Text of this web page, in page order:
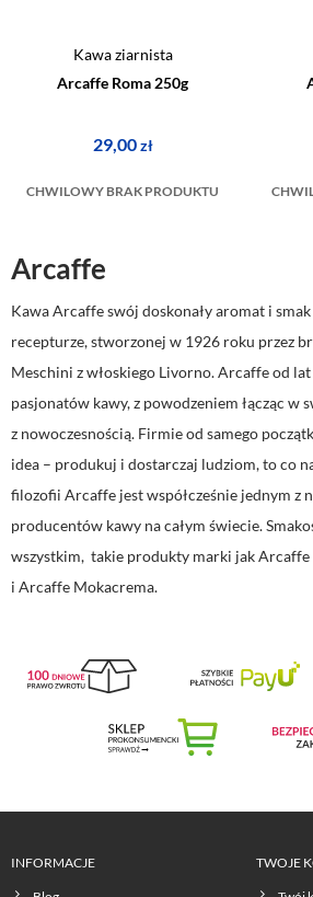
Kawa ziarnista
Arcaffe Roma 250g
29,00zł
CHWILOWY BRAK PRODUKTU
Arcaffe
Kawa Arcaffe swój doskonały aromat i
recepturze, stworzonej w 1926 roku przez
Meschini z włoskiego Livorno. Arcaffe od
pasjonatów kawy, z powodzeniem łącząc w
z nowoczesnością. Firmie od samego
idea – produkuj i dostarczaj ludziom, to co
filozofii Arcaffe jest współcześnie jednym z
producentów kawy na całym świecie.
wszystkim, takie produkty marki jak Arcaffe
i Arcaffe Mokacrema.
INFORMACJE TWOJE